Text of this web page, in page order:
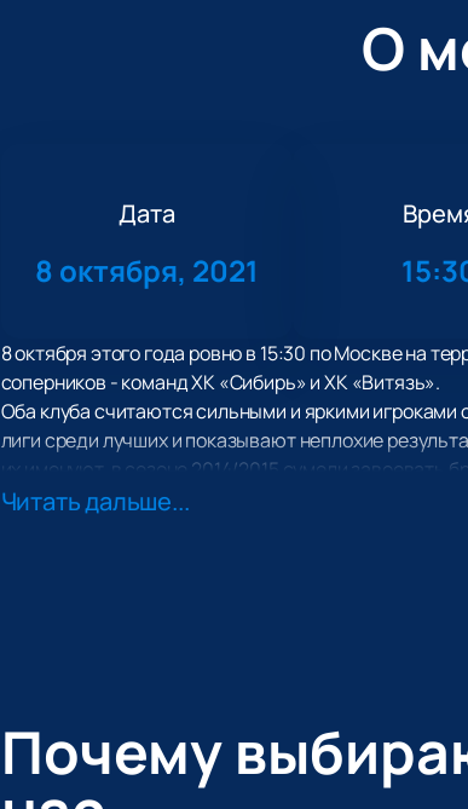
О
Дата
8 октября, 2021
8 октября этого года ровно в 15:30 по Москве на
соперников - команд ХК «Сибирь» и ХК «Витязь».
Оба клуба считаются сильными и яркими игроками
лиги среди лучших и показывают неплохие
их именуют, в сезоне 2014/2015 сумели завоевать
«Витязь». Это сравнительно молодая команды,
Читать дальше...
Почему